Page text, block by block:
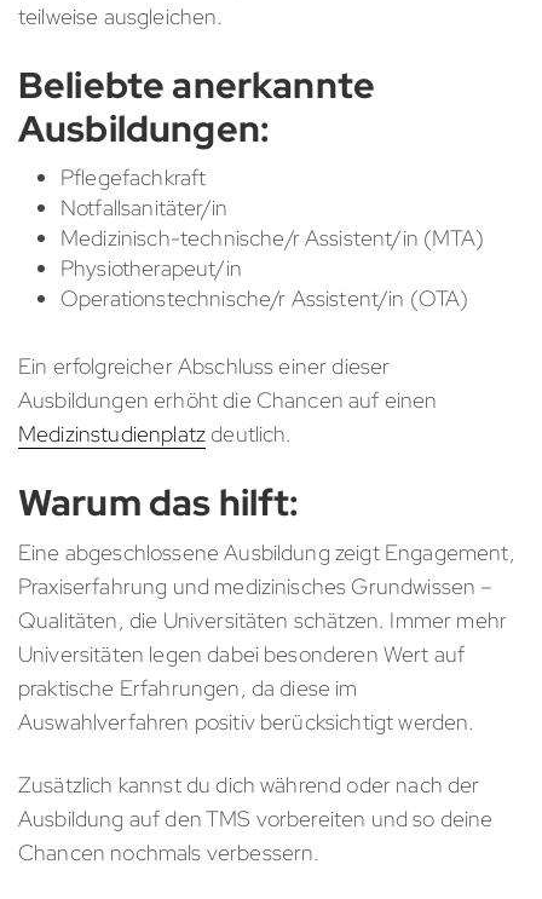
teilweise ausgleichen.
Beliebte anerkannte
Ausbildungen:
Pflegefachkraft
Notfallsanitäter/in
Medizinisch-technische/r Assistent/in (MTA)
Physiotherapeut/in
Operationstechnische/r Assistent/in (OTA)
Ein erfolgreicher Abschluss einer dieser
Ausbildungen erhöht die Chancen auf einen
Medizinstudienplatzdeutlich.
Warum das hilft:
Eine abgeschlossene Ausbildung zeigt Engagement,
Praxiserfahrung und medizinisches Grundwissen –
Qualitäten, die Universitäten schätzen. Immer mehr
Universitäten legen dabei besonderen Wert auf
praktische Erfahrungen, da diese im
Auswahlverfahren positiv berücksichtigt werden.
Zusätzlich kannst du dich während oder nach der
Ausbildung auf den TMS vorbereiten und so deine
Chancen nochmals verbessern.